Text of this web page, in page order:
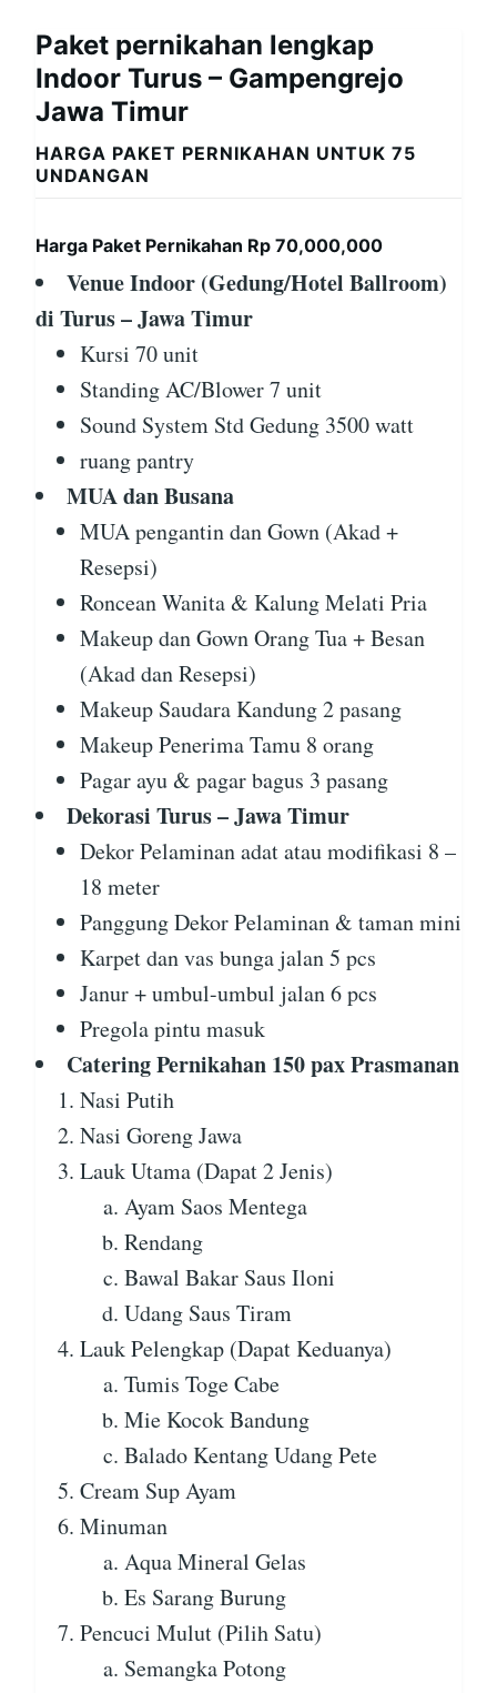
Paket pernikahan lengkap
Indoor Turus – Gampengrejo
Jawa Timur
HARGA PAKET PERNIKAHAN UNTUK 75
UNDANGAN
Harga Paket Pernikahan Rp 70,000,000
Venue Indoor (Gedung/Hotel Ballroom)
di Turus – Jawa Timur
Kursi 70 unit
Standing AC/Blower 7 unit
Sound System Std Gedung 3500 watt
ruang pantry
MUA dan Busana
MUA pengantin dan Gown (Akad +
Resepsi)
Roncean Wanita & Kalung Melati Pria
Makeup dan Gown Orang Tua + Besan
(Akad dan Resepsi)
Makeup Saudara Kandung 2 pasang
Makeup Penerima Tamu 8 orang
Pagar ayu & pagar bagus 3 pasang
Dekorasi Turus – Jawa Timur
Dekor Pelaminan adat atau modifikasi 8 –
18 meter
Panggung Dekor Pelaminan & taman mini
Karpet dan vas bunga jalan 5 pcs
Janur + umbul-umbul jalan 6 pcs
Pregola pintu masuk
Catering Pernikahan 150 pax Prasmanan
Nasi Putih
Nasi Goreng Jawa
Lauk Utama (Dapat 2 Jenis)
Ayam Saos Mentega
Rendang
Bawal Bakar Saus Iloni
Udang Saus Tiram
Lauk Pelengkap (Dapat Keduanya)
Tumis Toge Cabe
Mie Kocok Bandung
Balado Kentang Udang Pete
Cream Sup Ayam
Minuman
Aqua Mineral Gelas
Es Sarang Burung
Pencuci Mulut (Pilih Satu)
Semangka Potong